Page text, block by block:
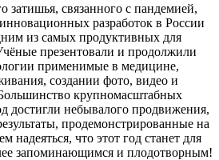
затишья, связанного с пандемией,
разработок в России
из самых продуктивных для
презентовали и продолжили
применимые в медицине,
создании фото, видео и
крупномасштабных
достигли небывалого продвижения,
продемонстрированные на
надеяться, что этот год станет для
запоминающимся и плодотворным!